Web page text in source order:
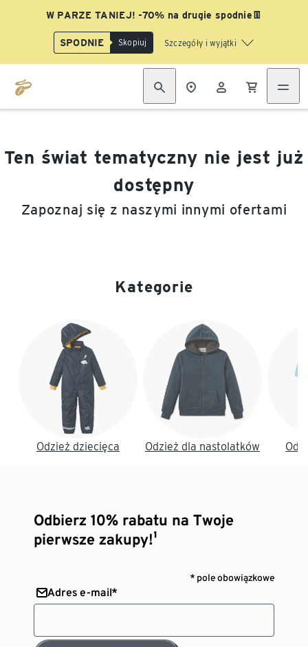
W PARZE TANIEJ! -70% na drugie spodnie👖
SPODNIE Skopiuj Szczegóły i wyjątki
Ten świat tematyczny nie jest już
dostępny
Zapoznaj się z naszymi innymi ofertami
Kategorie
Odzież dziecięca Odzież dla nastolatków
Odbierz 10% rabatu na Twoje
pierwsze zakupy!¹
* pole obowiązkowe
Adres e-mail*